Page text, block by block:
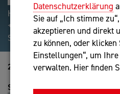
Datenschutzerklärung
Sie auf „Ich stimme
akzeptieren und direkt
zu können, oder klicken
Einstellungen“, um
verwalten. Hier finden
Hilfreiche Suchparameter:
+webshop, Begriff
Suchbegriff: "internet of things"
21-40 von 5119
Sortierung